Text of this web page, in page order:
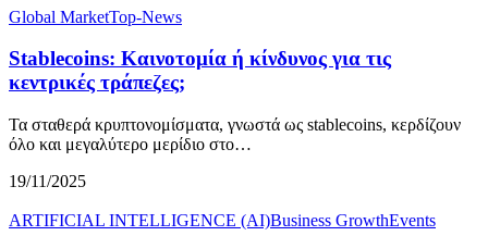
Global MarketTop-News
Stablecoins: Καινοτομία ή κίνδυνος για τις
κεντρικές τράπεζες;
Τα σταθερά κρυπτονομίσματα, γνωστά ως stablecoins, κερδίζουν
όλο και μεγαλύτερο μερίδιο στο…
19/11/2025
ARTIFICIAL INTELLIGENCE (AI)Business GrowthEvents